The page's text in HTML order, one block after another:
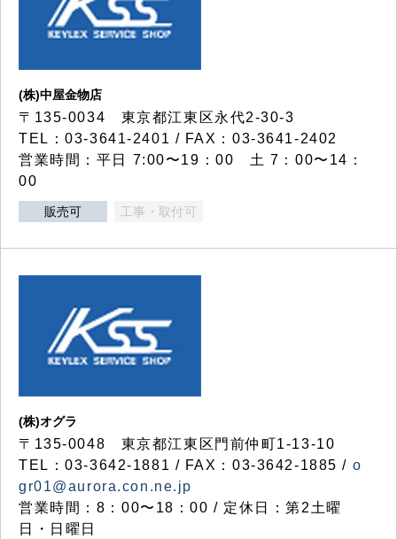
(株)中屋金物店
〒135-0034 東京都江東区永代2-30-3
TEL：03-3641-2401 / FAX：03-3641-2402
営業時間：平日 7:00〜19：00 土 7：00〜14：
00
販売可 工事・取付可
(株)オグラ
〒135-0048 東京都江東区門前仲町1-13-10
TEL：03-3642-1881 / FAX：03-3642-1885 / o
gr01@aurora.con.ne.jp
営業時間：8：00〜18：00 / 定休日：第2土曜
日・日曜日